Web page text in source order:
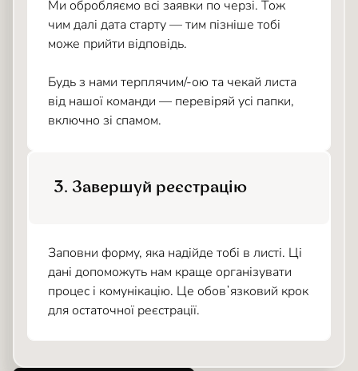
Ми обробляємо всі заявки по черзі. Тож
чим далі дата старту — тим пізніше тобі
може прийти відповідь.
Будь з нами терплячим/-ою та чекай листа
від нашої команди — перевіряй усі папки,
включно зі спамом.
3. Завершуй реєстрацію
Заповни форму, яка надійде тобі в листі. Ці
дані допоможуть нам краще організувати
процес і комунікацію. Це обовʼязковий крок
для остаточної реєстрації.